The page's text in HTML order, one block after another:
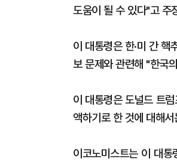
도움이 될 수 있다"고 주
이 대통령은 한·미 간 핵
보 문제와 관련해 "한국
이 대통령은 도널드 트
액하기로 한 것에 대해
이코노미스트는 이 대